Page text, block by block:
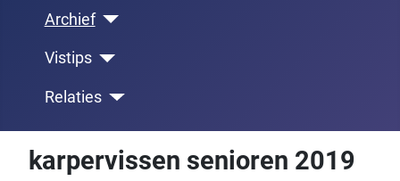
Archief
Vistips
Relaties
karpervissen senioren 2019